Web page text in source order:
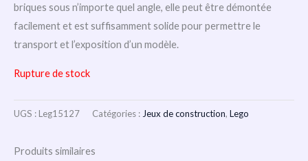
briques sous n’importe quel angle, elle peut être démontée
facilement et est suffisamment solide pour permettre le
transport et l’exposition d’un modèle.
Rupture de stock
UGS : Leg15127 Catégories : Jeux de construction, Lego
Produits similaires